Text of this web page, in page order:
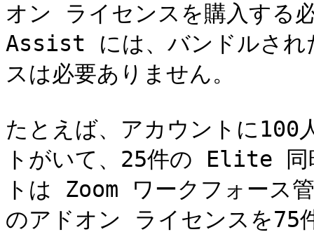
オン ライセンスを購入す
Assist には、バンドルされ
スは必要ありません。
たとえば、アカウントに100
トがいて、25件の Elite 同
トは Zoom ワークフォー
のアドオン ライセンスを75